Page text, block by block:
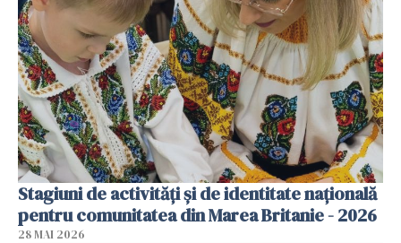
Stagiuni de activități și de identitate națională
pentru comunitatea din Marea Britanie - 2026
28 MAI 2026